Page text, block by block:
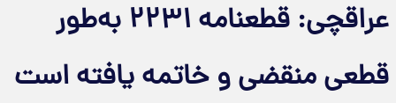
عراقچی: قطعنامه ۲۲۳۱ به‌طور
قطعی منقضی و خاتمه یافته است